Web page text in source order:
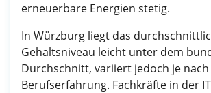
erneuerbare Energien stetig.
In Würzburg liegt das
Gehaltsniveau leicht unter dem
Durchschnitt, variiert jedoch je
Berufserfahrung. Fachkräfte in der